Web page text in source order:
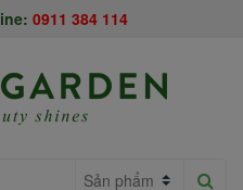
0911 384 114